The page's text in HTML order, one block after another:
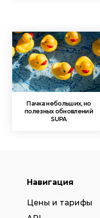
Пачка небольших, но
полезных обновлений
SUPA
Навигация
Цены и тарифы